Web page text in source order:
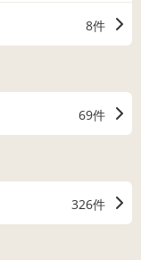
8件
69件
326件